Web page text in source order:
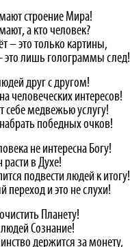
строение Мира!
а кто человек?
– это только картины,
это лишь голограммы след!
друг с другом!
человеческих интересов!
себе медвежью услугу!
победных очков!
не интересна Богу!
в Духе!
подвести людей к итогу!
переход и это не слухи!
Планету!
Сознание!
держится за монету,